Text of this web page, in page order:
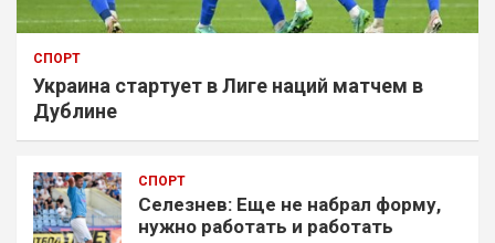
СПОРТ
Украина стартует в Лиге наций матчем в
Дублине
СПОРТ
Селезнев: Еще не набрал форму,
нужно работать и работать